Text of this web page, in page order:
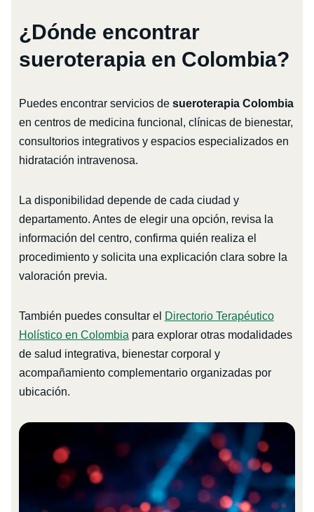
¿Dónde encontrar
sueroterapia en Colombia?
Puedes encontrar servicios de sueroterapia Colombia
en centros de medicina funcional, clínicas de bienestar,
consultorios integrativos y espacios especializados en
hidratación intravenosa.
La disponibilidad depende de cada ciudad y
departamento. Antes de elegir una opción, revisa la
información del centro, confirma quién realiza el
procedimiento y solicita una explicación clara sobre la
valoración previa.
También puedes consultar el Directorio Terapéutico
Holístico en Colombia para explorar otras modalidades
de salud integrativa, bienestar corporal y
acompañamiento complementario organizadas por
ubicación.